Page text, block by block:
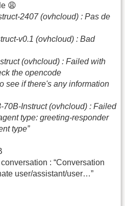
😩
2407 (ovhcloud) : Pas de
v0.1 (ovhcloud) : Bad
(ovhcloud) : Failed with
the opencode
see if there's any information
70B-Instruct (ovhcloud) : Failed
type: greeting-responder
type”
: “Conversation
user/assistant/user…”